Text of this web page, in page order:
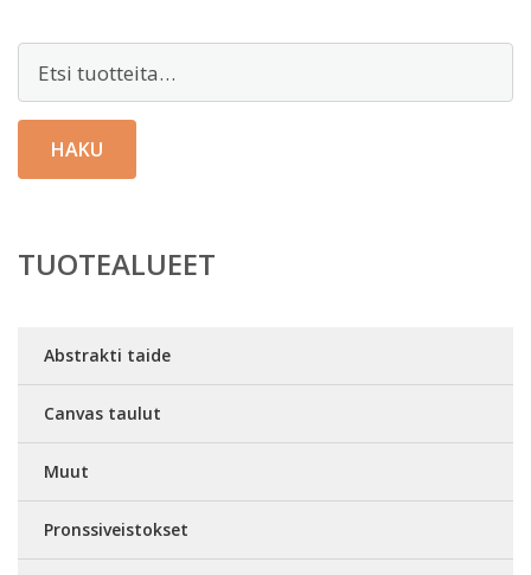
HAKU
TUOTEALUEET
Abstrakti taide
Canvas taulut
Muut
Pronssiveistokset